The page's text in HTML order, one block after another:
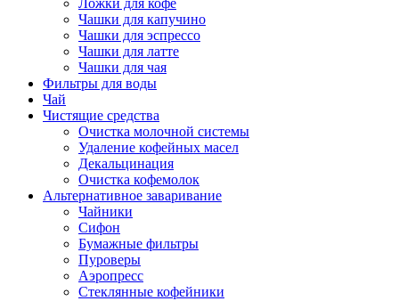
Ложки для кофе
Чашки для капучино
Чашки для эспрессо
Чашки для латте
Чашки для чая
Фильтры для воды
Чай
Чистящие средства
Очистка молочной системы
Удаление кофейных масел
Декальцинация
Очистка кофемолок
Альтернативное заваривание
Чайники
Сифон
Бумажные фильтры
Пуроверы
Аэропресс
Стеклянные кофейники